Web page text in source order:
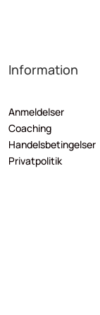
Information
Anmeldelser
Coaching
Handelsbetingelser
Privatpolitik